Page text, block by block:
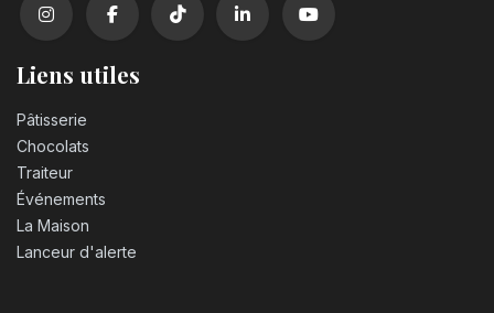
Liens utiles
Pâtisserie
Chocolats
Traiteur
Événements
La Maison
Lanceur d'alerte